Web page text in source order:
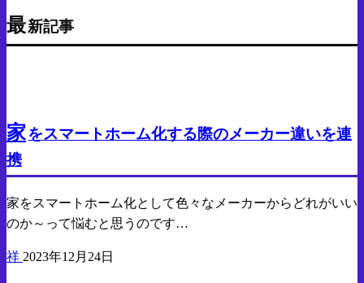
最新記事
家 をスマートホーム化する際のメーカー違いを連
携
家をスマートホーム化として色々なメーカーからどれがいい
のか～って悩むと思うのです…
祥 2023年12月24日